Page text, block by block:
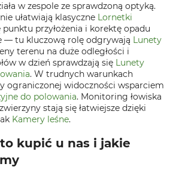
w zespole ze sprawdzoną optyką.
ułatwiają klasyczne Lornetki
przyłożenia i korektę opadu
— tu kluczową rolę odgrywają Lunety
terenu na duże odległości i
w dzień sprawdzają się Lunety
. W trudnych warunkach
ograniczonej widoczności wsparciem
do polowania. Monitoring łowiska
stają się łatwiejsze dzięki
Kamery leśne.
kupić u nas i jakie